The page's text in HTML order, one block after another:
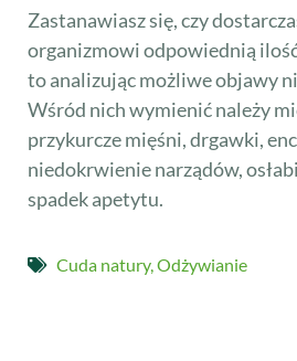
Zastanawiasz się, czy
organizmowi odpowiednią
to analizując możliwe objawy
Wśród nich wymienić należy
przykurcze mięśni, drgawki,
niedokrwienie narządów,
spadek apetytu.
Cuda natury,Odżywianie